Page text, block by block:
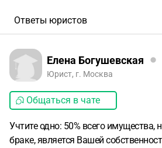
Ответы юристов
Елена Богушевская
Юрист, г. Москва
Общаться в чате
Учтите одно: 50% всего имущества,
браке, является Вашей